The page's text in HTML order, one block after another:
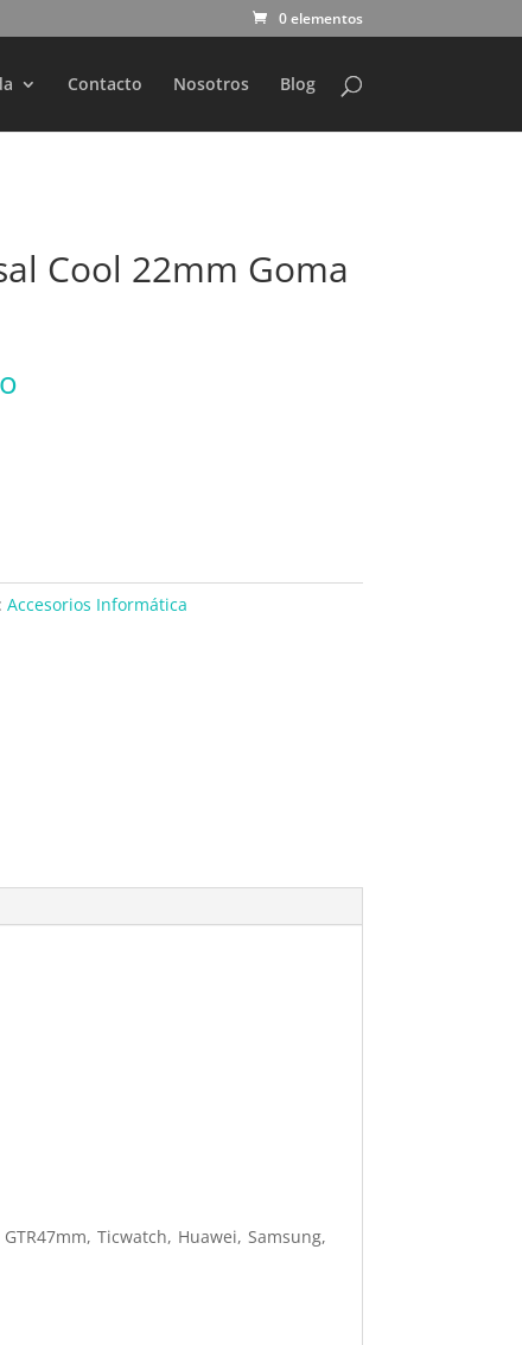
0 elementos
Contacto Nosotros Blog
Cool 22mm Goma
Accesorios Informática
Ticwatch, Huawei, Samsung,